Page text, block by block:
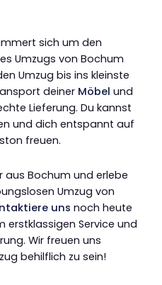
sich um den
Umzugs von Bochum
Umzug bis ins kleinste
deiner Möbel und
Lieferung. Du kannst
und dich entspannt auf
freuen.
aus Bochum und erlebe
Umzug von
uns noch heute
erstklassigen Service und
Wir freuen uns
behilflich zu sein!